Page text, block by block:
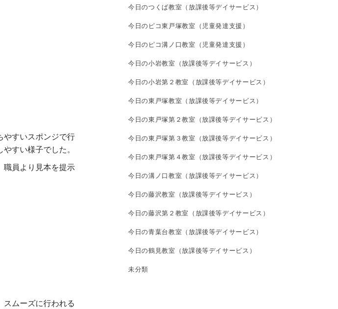
やすいスポンジで行
すい様子でした。
職員より見本を提示
ムーズに行われる
今日のつくば教室（放課後等デイサービス）
今日のピコ東戸塚教室（児童発達支援）
今日のピコ溝ノ口教室（児童発達支援）
今日の小岩教室（放課後等デイサービス）
今日の小岩第２教室（放課後等デイサービス）
今日の東戸塚教室（放課後等デイサービス）
今日の東戸塚第２教室（放課後等デイサービス）
今日の東戸塚第３教室（放課後等デイサービス）
今日の東戸塚第４教室（放課後等デイサービス）
今日の溝ノ口教室（放課後等デイサービス）
今日の藤沢教室（放課後等デイサービス）
今日の藤沢第２教室（放課後等デイサービス）
今日の青葉台教室（放課後等デイサービス）
今日の鶴見教室（放課後等デイサービス）
未分類